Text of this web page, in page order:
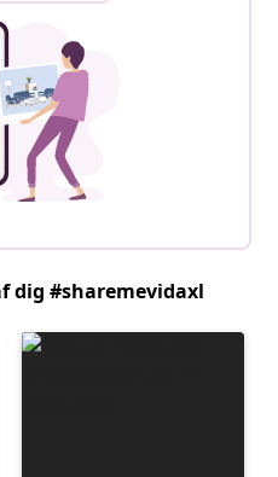
dig #sharemevidaxl